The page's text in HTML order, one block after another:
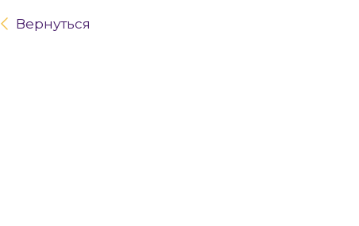
Вернуться